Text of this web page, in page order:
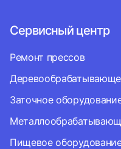
Сервисный центр
Ремонт прессов
Заточное
Пищевое